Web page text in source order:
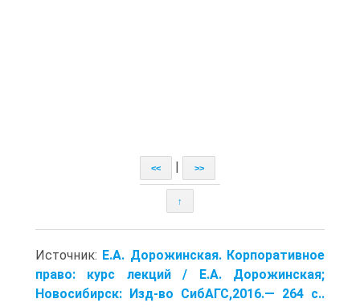
<< | >>
↑
Источник: Е.А. Дорожинская. Корпоративное
право: курс лекций / Е.А. Дорожинская;
Новосибирск: Изд-во СибАГС,2016.— 264 с..